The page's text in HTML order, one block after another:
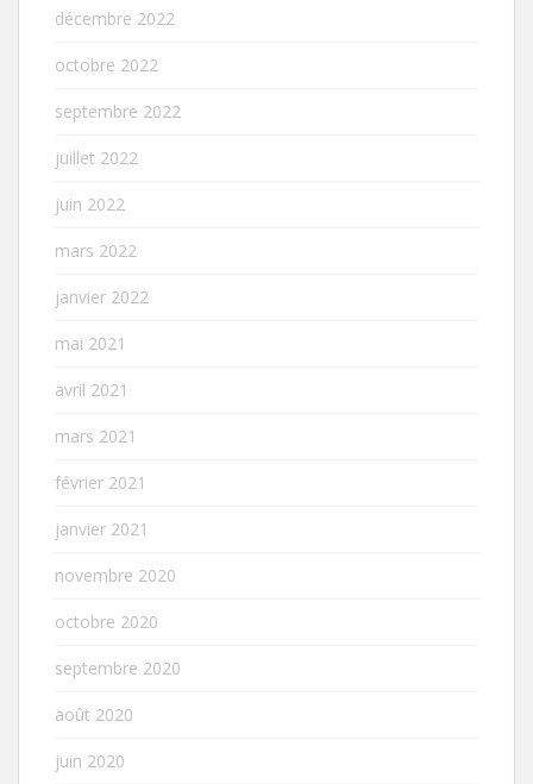
décembre 2022
octobre 2022
septembre 2022
juillet 2022
juin 2022
mars 2022
janvier 2022
mai 2021
avril 2021
mars 2021
février 2021
janvier 2021
novembre 2020
octobre 2020
septembre 2020
août 2020
juin 2020